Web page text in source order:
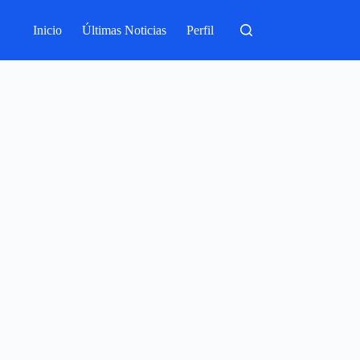
Inicio Últimas Noticias Perfil